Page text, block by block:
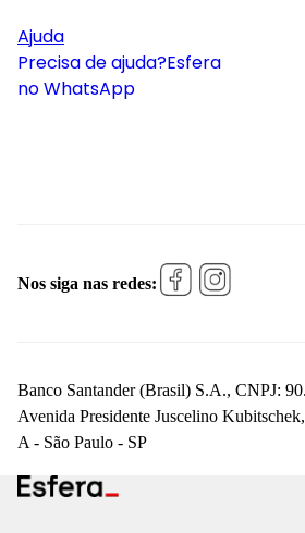
Ajuda
Precisa de ajuda?Esfera
no WhatsApp
Nos siga nas redes:
Banco Santander (Brasil) S.A., CNPJ:
Avenida Presidente Juscelino
A - São Paulo - SP